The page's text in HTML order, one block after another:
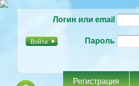
основному
Логин или email
Пароль
Регистрация